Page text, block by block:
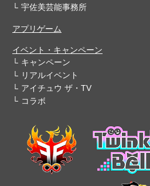
宇佐美芸能事務所
アプリゲーム
イベント・キャンペーン
キャンペーン
リアルイベント
アイチュウ ザ・TV
コラボ